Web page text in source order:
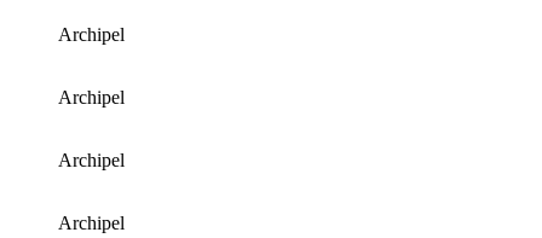
Archipel
Archipel
Archipel
Archipel